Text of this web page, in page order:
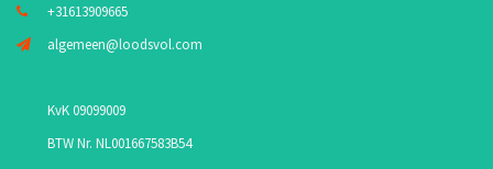
+31613909665
algemeen@loodsvol.com
KvK 09099009
BTW Nr. NL001667583B54